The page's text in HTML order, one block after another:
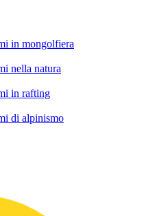
in mongolfiera
nella natura
in rafting
di alpinismo